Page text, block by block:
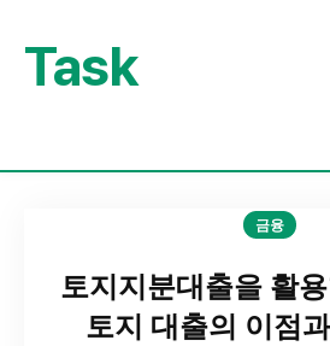
Task
금융
토지지분대출을 활
토지 대출의 이점